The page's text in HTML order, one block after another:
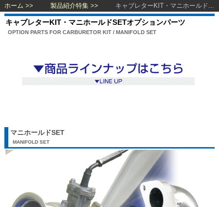
ホーム 製品紹介特集 キャブレターKIT・マニホールドSETオプションパーツ
キャブレターKIT・マニホールドSETオプションパーツ
OPTION PARTS FOR CARBURETOR KIT / MANIFOLD SET
マニホールドSET
MANIFOLD SET